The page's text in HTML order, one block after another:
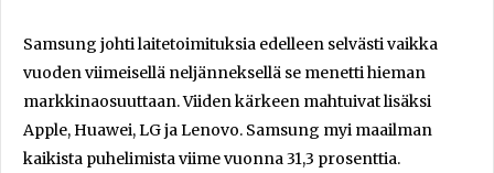
Samsung johti laitetoimituksia edelleen selvästi vaikka
vuoden viimeisellä neljänneksellä se menetti hieman
markkinaosuuttaan. Viiden kärkeen mahtuivat lisäksi
Apple, Huawei, LG ja Lenovo. Samsung myi maailman
kaikista puhelimista viime vuonna 31,3 prosenttia.